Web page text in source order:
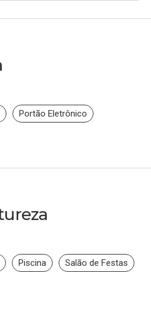
Portão Eletrônico
Piscina Salão de Festas